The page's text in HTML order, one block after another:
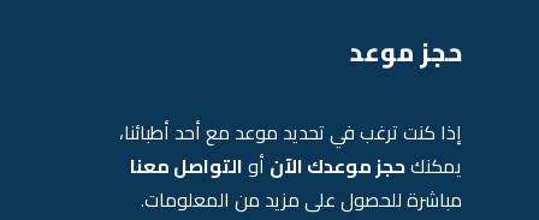
حجز موعد
إذا كنت ترغب في تحديد موعد مع أحد أطبائنا،
يمكنكحجز موعدك الآن أوالتواصل معنا
مباشرة للحصول على مزيد من المعلومات.